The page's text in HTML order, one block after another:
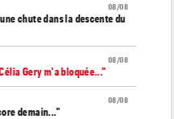
08/08
chute dans la descente du
08/08
Gery m'a bloquée..."
08/08
demain..."